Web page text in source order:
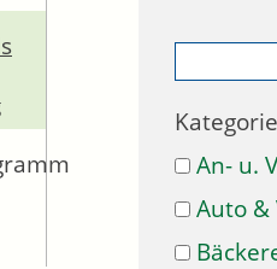
Kategorie
An- u.
Auto &